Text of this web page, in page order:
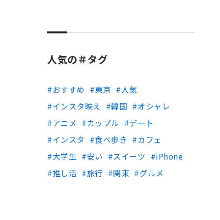
人気の＃タグ
おすすめ 東京
人気
インスタ映え
韓国
オシャレ
アニメ
カップル
デート
インスタ
食べ歩き
カフェ
大学生
安い スイーツ
iPhone
推し活
旅行 関東 グルメ